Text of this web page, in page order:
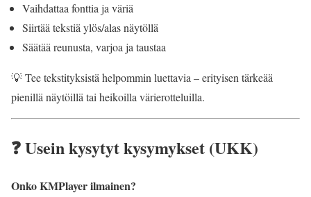
Vaihdattaa fonttia ja väriä
Siirtää tekstiä ylös/alas näytöllä
Säätää reunusta, varjoa ja taustaa
💡 Tee tekstityksistä helpommin luettavia – erityisen tärkeää
pienillä näytöillä tai heikoilla värierotteluilla.
❓ Usein kysytyt kysymykset (UKK)
Onko KMPlayer ilmainen?